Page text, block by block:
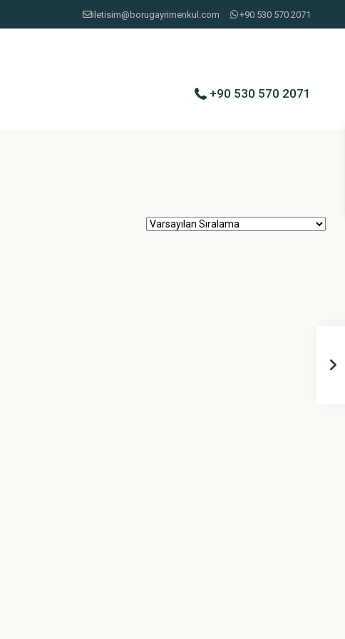
iletisim@borugayrimenkul.com +90 530 570 2071
+90 530 570 2071